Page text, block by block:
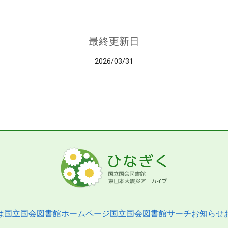
最終更新日
2026/03/31
国立国会図書館ホームページ国立国会図書館サーチお知らせ